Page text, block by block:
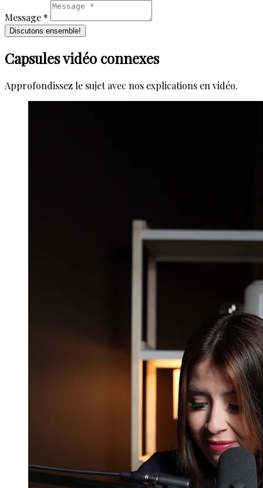
Message *
Discutons ensemble!
Capsules vidéo connexes
Approfondissez le sujet avec nos explications en vidéo.